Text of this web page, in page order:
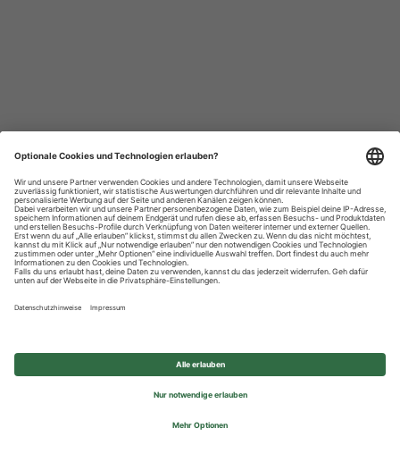
Datenschutzhinweise
Impressum
Privatsphäre-Einstellungen
© 2026 REWE Group - All rights reserved